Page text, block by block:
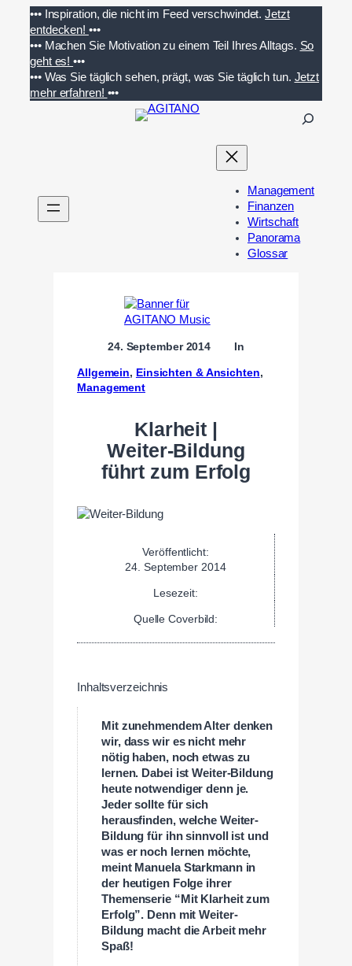
Inhalt
springen
••• Inspiration, die nicht im Feed verschwindet. Jetzt
entdecken! •••
••• Machen Sie Motivation zu einem Teil Ihres Alltags. So
geht es!•••
••• Was Sie täglich sehen, prägt, was Sie täglich tun. Jetzt
mehr erfahren! •••
n
Management
Finanzen
Wirtschaft
Panorama
Glossar
24. September 2014 In
Allgemein, Einsichten & Ansichten
Management
Klarheit |
Weiter-Bildung
führt zum Erfolg
Veröffentlicht:
24. September 2014
Lesezeit:
Quelle Coverbild:
Inhaltsverzeichnis
Mit zunehmendem Alter denken
wir, dass wir es nicht mehr
nötig haben, noch etwas zu
lernen. Dabei ist Weiter-Bildung
heute notwendiger denn je.
Jeder sollte für sich
herausfinden, welche Weiter-
Bildung für ihn sinnvoll ist und
was er noch lernen möchte,
meint Manuela Starkmann in
der heutigen Folge ihrer
Themenserie “Mit Klarheit zum
Erfolg”. Denn mit Weiter-
Bildung macht die Arbeit mehr
Spaß!